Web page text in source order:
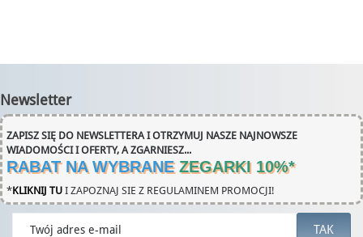
Newsletter
ZAPISZ SIĘ DO NEWSLETTERA I OTRZYMUJ NASZE NAJNOWSZE
WIADOMOŚCI I OFERTY, A ZGARNIESZ...
RABAT NA WYBRANE ZEGARKI 10%*
*KLIKNIJ TU I ZAPOZNAJ SIE Z REGULAMINEM PROMOCJI!